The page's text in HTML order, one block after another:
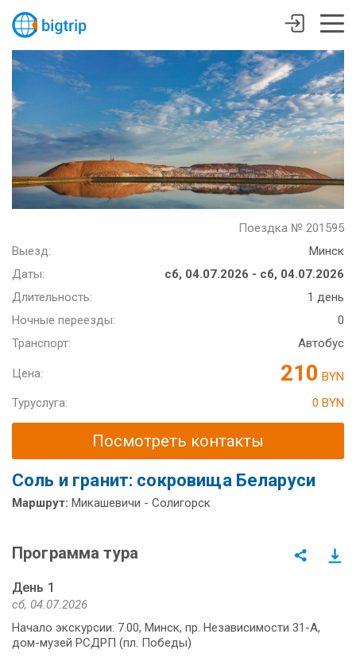
Поездка № 201595
Выезд:
Минск
Даты:
сб, 04.07.2026 - сб, 04.07.2026
Длительность:
1 день
Ночные переезды:
0
Транспорт:
Автобус
Цена: 210 BYN
Туруслуга:
0 BYN
Посмотреть контакты
Соль и гранит: сокровища Беларуси
Маршрут: Микашевичи - Солигорск
Программа тура
День 1
сб, 04.07.2026
Начало экскурсии: 7.00, Минск, пр. Независимости 31-А,
дом-музей РСДРП (пл. Победы)